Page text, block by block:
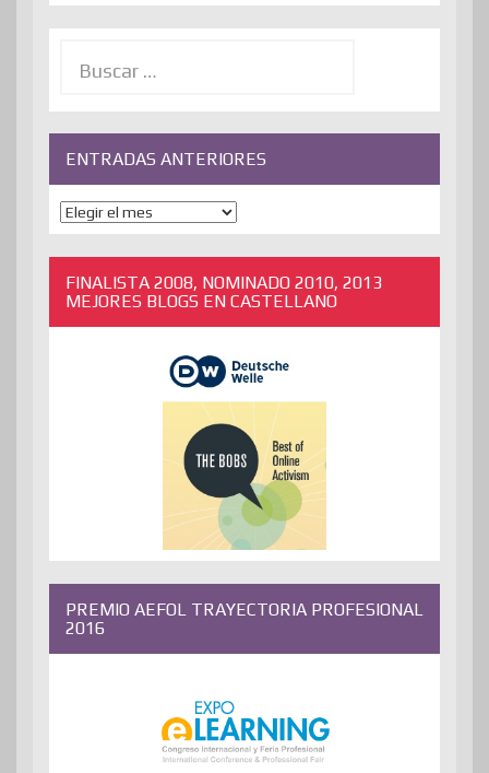
ENTRADAS ANTERIORES
ENTRADAS
ANTERIORES
FINALISTA 2008, NOMINADO 2010, 2013
MEJORES BLOGS EN CASTELLANO
PREMIO AEFOL TRAYECTORIA PROFESIONAL
2016